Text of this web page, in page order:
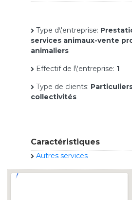
Type d\'entreprise:
services animaux-vente
animaliers
Effectif de l\'entreprise: 1
Type de clients:
collectivités
Caractéristiques
Autres services